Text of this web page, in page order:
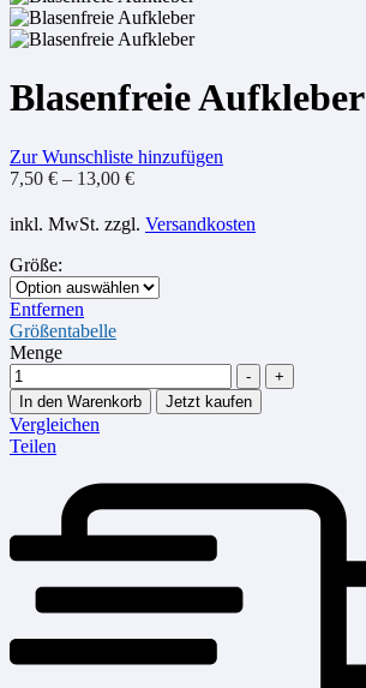
Blasenfreie Aufkleber
Zur Wunschliste hinzufügen
7,50 € – 13,00 €
inkl. MwSt. zzgl. Versandkosten
Größe:
Entfernen
Größentabelle
Menge
-
+
In den Warenkorb
Jetzt kaufen
Vergleichen
Teilen